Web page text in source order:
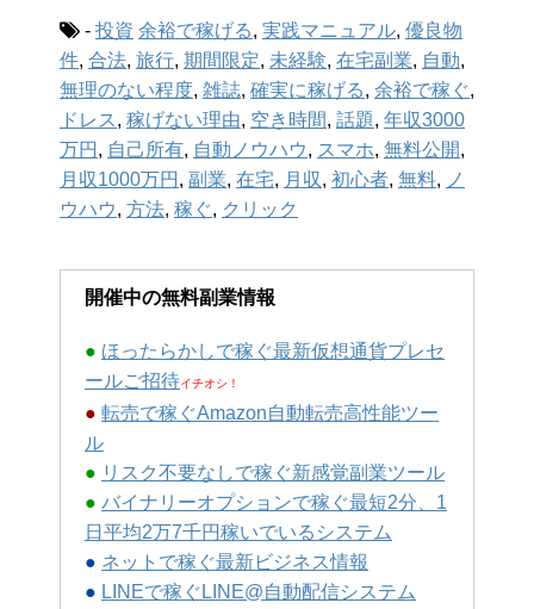
- 投資 余裕で稼げる, 実践マニュアル, 優良物
件, 合法, 旅行, 期間限定, 未経験, 在宅副業, 自動,
無理のない程度, 雑誌, 確実に稼げる, 余裕で稼ぐ,
ドレス , 稼げない理由, 空き時間, 話題, 年収3000
万円 , 自己所有, 自動ノウハウ, スマホ, 無料公開,
月収1000万円 , 副業, 在宅, 月収, 初心者, 無料, ノ
ウハウ, 方法, 稼ぐ, クリック
開催中の無料副業情報
● ほったらかしで稼ぐ最新仮想通貨プレセ
ールご招待イチオシ！
● 転売で稼ぐAmazon自動転売高性能ツー
ル
● リスク不要なしで稼ぐ新感覚副業ツール
● バイナリーオプションで稼ぐ最短2分、1
日平均2万7千円稼いでいるシステム
● ネットで稼ぐ最新ビジネス情報
● LINEで稼ぐLINE@自動配信システム